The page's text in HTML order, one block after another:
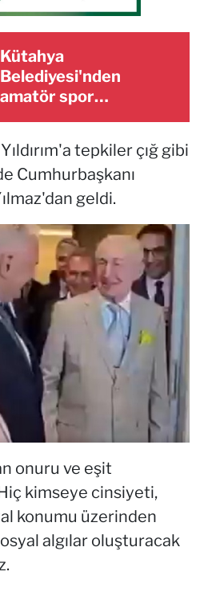
Kütahya
Belediyesi'nden
amatör spor
tepkiler çığ gibi
Cumhurbaşkanı
geldi.
onuru ve eşit
kimseye cinsiyeti,
konumu üzerinden
algılar oluşturacak